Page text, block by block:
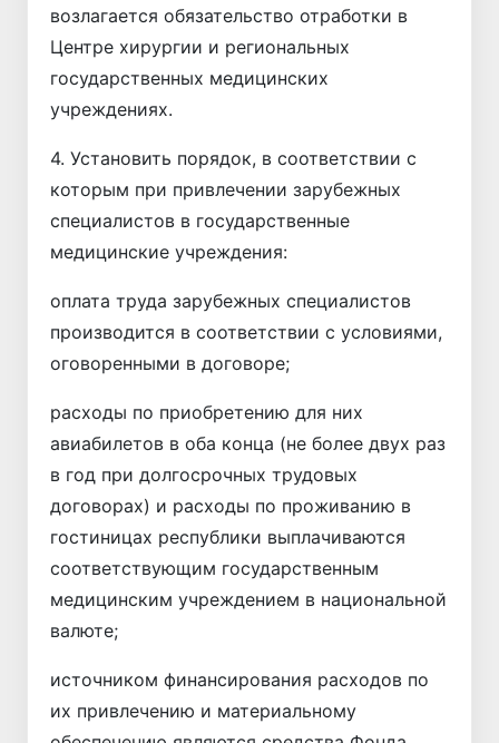
возлагается обязательство отработки в
Центре хирургии и региональных
государственных медицинских
учреждениях.
4. Установить порядок, в соответствии с
которым при привлечении зарубежных
специалистов в государственные
медицинские учреждения:
оплата труда зарубежных специалистов
производится в соответствии с условиями,
оговоренными в договоре;
расходы по приобретению для них
авиабилетов в оба конца (не более двух раз
в год при долгосрочных трудовых
договорах) и расходы по проживанию в
гостиницах республики выплачиваются
соответствующим государственным
медицинским учреждением в национальной
валюте;
источником финансирования расходов по
их привлечению и материальному